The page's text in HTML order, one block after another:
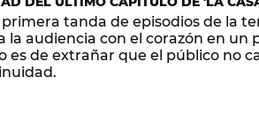
CUENTAtanda de episodios de la
la audiencia con el corazón en un
es de extrañar que el público no